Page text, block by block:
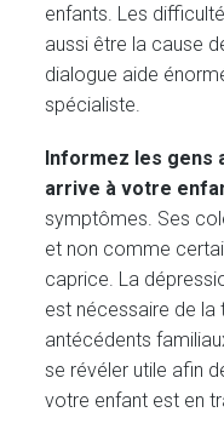
enfants. Les
aussi être la cause
dialogue aide
spécialiste.
Informez les gens
arrive à votre
symptômes. Ses
et non comme
caprice. La
est nécessaire de la
antécédents
se révéler utile afin
votre enfant est en